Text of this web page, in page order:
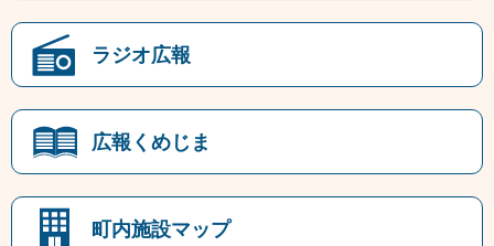
ラジオ広報
広報くめじま
町内施設マップ